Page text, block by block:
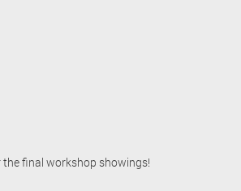
final workshop showings!